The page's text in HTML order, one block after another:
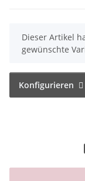
x
Dieser Artikel
gewünschte
Konfigurieren